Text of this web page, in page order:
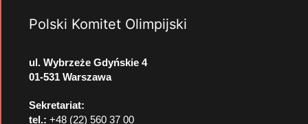
Polski Komitet Olimpijski
ul. Wybrzeże Gdyńskie 4
01-531 Warszawa
Sekretariat:
tel.: +48 (22) 560 37 00